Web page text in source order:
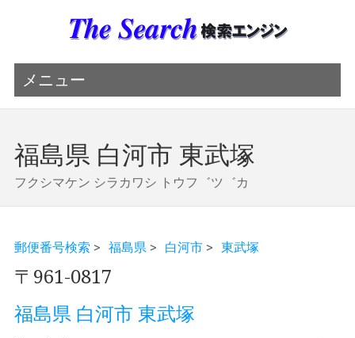
メニュー
福島県 白河市 東武塚
フクシマケン シラカワシ トウフ゛ツ゛カ
郵便番号検索 > 福島県 > 白河市> 東武塚
〒961-0817
福島県 白河市 東武塚